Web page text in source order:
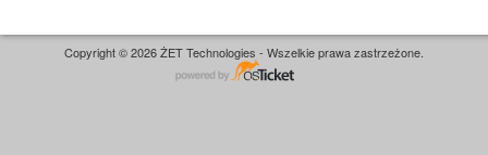
Copyright © 2026 ŻET Technologies - Wszelkie prawa zastrzeżone.